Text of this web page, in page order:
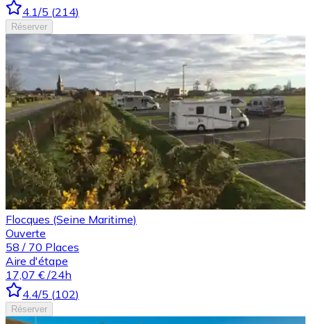
4.1/5 (214)
Réserver
Flocques (Seine Maritime)
Ouverte
58 / 70 Places
Aire d'étape
17,07 € /24h
4.4/5 (102)
Réserver